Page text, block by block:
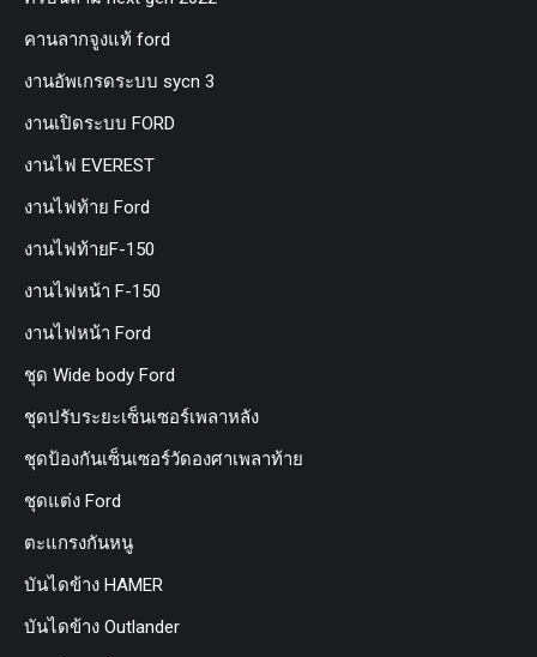
คานลากจูงแท้ ford
งานอัพเกรดระบบ sycn 3
งานเปิดระบบ FORD
งานไฟ EVEREST
งานไฟท้าย Ford
งานไฟท้ายF-150
งานไฟหน้า F-150
งานไฟหน้า Ford
ชุด Wide body Ford
ชุดปรับระยะเซ็นเซอร์เพลาหลัง
ชุดป้องกันเซ็นเซอร์วัดองศาเพลาท้าย
ชุดแต่ง Ford
ตะแกรงกันหนู
บันไดข้าง HAMER
บันไดข้าง Outlander